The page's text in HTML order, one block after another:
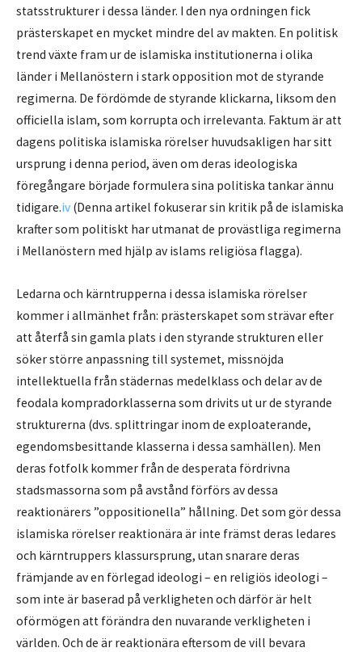
statsstrukturer i dessa länder. I den nya ordningen fick
prästerskapet en mycket mindre del av makten. En politisk
trend växte fram ur de islamiska institutionerna i olika
länder i Mellanöstern i stark opposition mot de styrande
regimerna. De fördömde de styrande klickarna, liksom den
officiella islam, som korrupta och irrelevanta. Faktum är att
dagens politiska islamiska rörelser huvudsakligen har sitt
ursprung i denna period, även om deras ideologiska
föregångare började formulera sina politiska tankar ännu
tidigare.iv (Denna artikel fokuserar sin kritik på de islamiska
krafter som politiskt har utmanat de provästliga regimerna
i Mellanöstern med hjälp av islams religiösa flagga).
Ledarna och kärntrupperna i dessa islamiska rörelser
kommer i allmänhet från: prästerskapet som strävar efter
att återfå sin gamla plats i den styrande strukturen eller
söker större anpassning till systemet, missnöjda
intellektuella från städernas medelklass och delar av de
feodala kompradorklasserna som drivits ut ur de styrande
strukturerna (dvs. splittringar inom de exploaterande,
egendomsbesittande klasserna i dessa samhällen). Men
deras fotfolk kommer från de desperata fördrivna
stadsmassorna som på avstånd förförs av dessa
reaktionärers ”oppositionella” hållning. Det som gör dessa
islamiska rörelser reaktionära är inte främst deras ledares
och kärntruppers klassursprung, utan snarare deras
främjande av en förlegad ideologi – en religiös ideologi –
som inte är baserad på verkligheten och därför är helt
oförmögen att förändra den nuvarande verkligheten i
världen. Och de är reaktionära eftersom de vill bevara